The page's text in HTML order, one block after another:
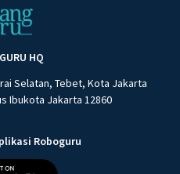
HQ
Selatan, Tebet, Kota Jakarta
Ibukota Jakarta 12860
Roboguru